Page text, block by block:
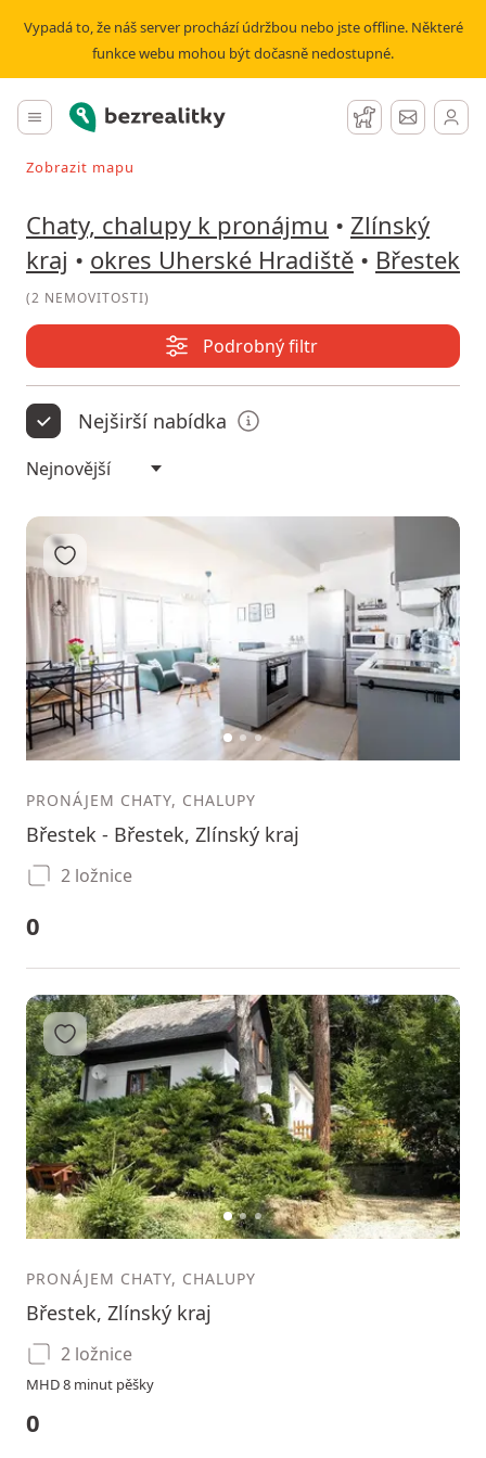
Vypadá to, že náš server prochází údržbou nebo jste offline. Některé
funkce webu mohou být dočasně nedostupné.
Hlavní menu
Bezrealitky Hlídací pes
Zprávy
Vyhledávat při pohybu v mapě
Zobrazit mapu
Chaty, chalupy k pronájmu • Zlínský
kraj • okres Uherské Hradiště • Břestek
(2 NEMOVITOSTI)
Podrobný filtr
Nejširší nabídka
12 3
Přidat do oblíbených
PRONÁJEM CHATY, CHALUPY
Břestek - Břestek, Zlínský kraj
2 ložnice
0
12 3
Přidat do oblíbených
PRONÁJEM CHATY, CHALUPY
Břestek, Zlínský kraj
2 ložnice
MHD 8 minut pěšky
0